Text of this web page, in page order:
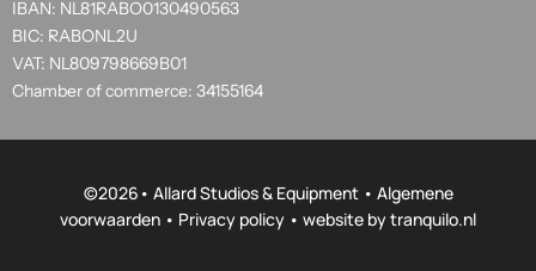
IBAN: NL81RABO0130490563
BIC: RABONL2U
VAT: NL809798669B01
Chamber of commerce: 34155164
©2026• Allard Studios & Equipment • Algemene
voorwaarden • Privacy policy • website bytranquilo.nl